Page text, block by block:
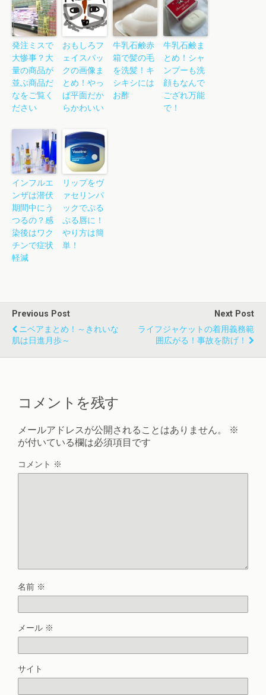
発注ミスで
大惨事？大
量の商品が
並ぶ商品だ
なをご覧く
ださい
おもしろフ
ェイスパッ
クの画像ま
とめ！やっ
ぱ平面だか
らかわいい
牛乳石鹸赤
箱で髪の毛
を洗髪！キ
シキシには
お酢
牛乳石鹸ま
とめ！シャ
ンプーも洗
顔もなんで
ござれ万能
で！
インフルエ
ンザは潜伏
期間中にう
つるの？感
染後はワク
チンで症状
軽減
リップをヴ
ァセリンパ
ックでぷる
ぷる唇に！
やり方は簡
単！
Previous Post
ニベアまとめ！～きれいな
肌は日進月歩～
Next Post
ライフジャケットの着用義務範
囲広がる！事故を防げ！
コメントを残す
メールアドレスが公開されることはありません。
※
が付いている欄は必須項目です
コメント ※
名前 ※
メール ※
サイト